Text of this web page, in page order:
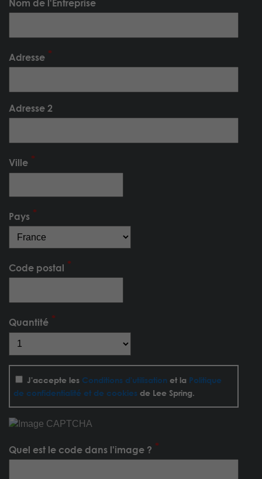
Nom de l'Entreprise
Adresse
Adresse 2
Ville
Pays
Code postal
Quantité
J'accepte les Conditions d'utilisationet la Politique
de confidentialité et de cookies de Lee Spring.
Quel est le code dans l'image ?